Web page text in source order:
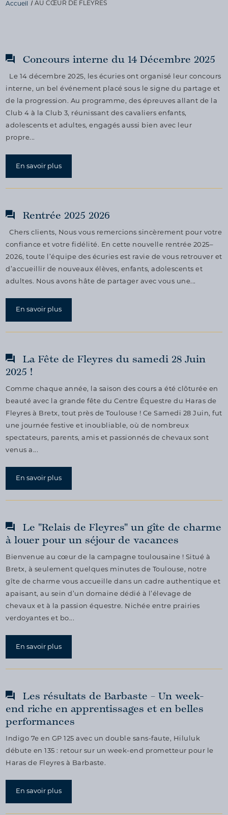
Accueil AU CŒUR DE FLEYRES
Concours interne du 14 Décembre 2025
Le 14 décembre 2025, les écuries ont organisé leur concours
interne, un bel événement placé sous le signe du partage et
de la progression. Au programme, des épreuves allant de la
Club 4 à la Club 3, réunissant des cavaliers enfants,
adolescents et adultes, engagés aussi bien avec leur
propre...
En savoir plus
Rentrée 2025 2026
Chers clients, Nous vous remercions sincèrement pour votre
confiance et votre fidélité. En cette nouvelle rentrée 2025–
2026, toute l’équipe des écuries est ravie de vous retrouver et
d’accueillir de nouveaux élèves, enfants, adolescents et
adultes. Nous avons hâte de partager avec vous une...
En savoir plus
La Fête de Fleyres du samedi 28 Juin
2025 !
Comme chaque année, la saison des cours a été clôturée en
beauté avec la grande fête du Centre Équestre du Haras de
Fleyres à Bretx, tout près de Toulouse ! Ce Samedi 28 Juin, fut
une journée festive et inoubliable, où de nombreux
spectateurs, parents, amis et passionnés de chevaux sont
venus a...
En savoir plus
Le "Relais de Fleyres" un gîte de charme
à louer pour un séjour de vacances
Bienvenue au cœur de la campagne toulousaine ! Situé à
Bretx, à seulement quelques minutes de Toulouse, notre
gîte de charme vous accueille dans un cadre authentique et
apaisant, au sein d’un domaine dédié à l’élevage de
chevaux et à la passion équestre. Nichée entre prairies
verdoyantes et bo...
En savoir plus
Les résultats de Barbaste – Un week-
end riche en apprentissages et en belles
performances
Indigo 7e en GP 125 avec un double sans-faute, Hiluluk
débute en 135 : retour sur un week-end prometteur pour le
Haras de Fleyres à Barbaste.
En savoir plus